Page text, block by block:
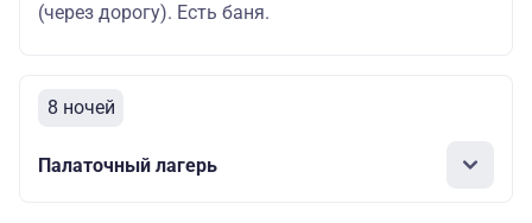
(через дорогу). Есть баня.
8 ночей
Палаточный лагерь